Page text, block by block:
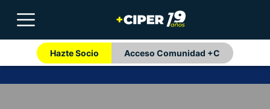
Hazte Socio Acceso Comunidad +C